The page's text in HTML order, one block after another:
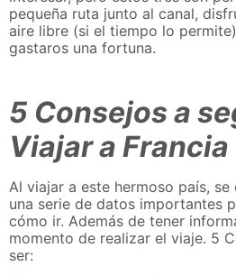
pequeña ruta junto al canal,
aire libre (si el tiempo lo
gastaros una fortuna.
5 Consejos a
Viajar a Francia
Al viajar a este hermoso país,
una serie de datos importantes
cómo ir. Además de tener
momento de realizar el viaje. 5
ser: